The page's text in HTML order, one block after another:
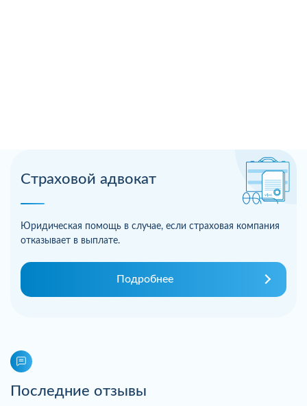
Страховой адвокат
Юридическая помощь в случае, если страховая компания
отказывает в выплате.
Подробнее
Последние отзывы